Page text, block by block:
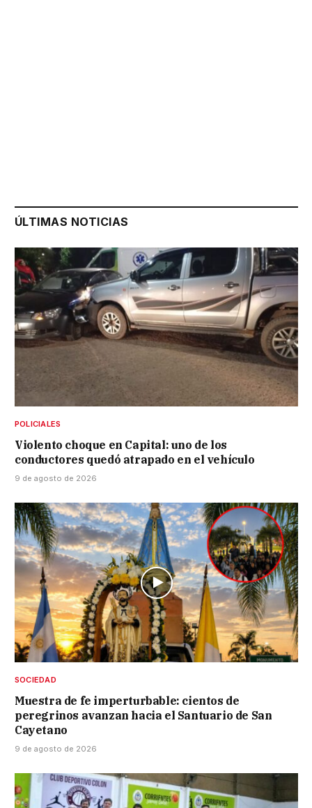
ÚLTIMAS NOTICIAS
POLICIALES
Violento choque en Capital: uno de los
conductores quedó atrapado en el vehículo
9 de agosto de 2026
SOCIEDAD
Muestra de fe imperturbable: cientos de
peregrinos avanzan hacia el Santuario de San
Cayetano
9 de agosto de 2026